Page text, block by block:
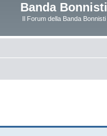
Banda Bonnisti
Il Forum della Banda Bonnisti